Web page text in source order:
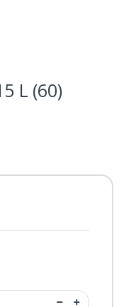
L (60)